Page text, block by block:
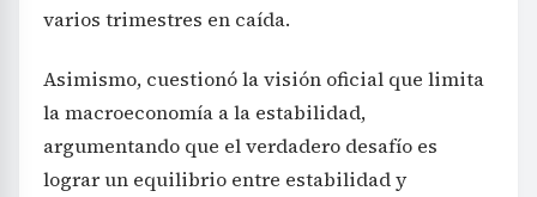
varios trimestres en caída.
Asimismo, cuestionó la visión oficial que limita
la macroeconomía a la estabilidad,
argumentando que el verdadero desafío es
lograr un equilibrio entre estabilidad y